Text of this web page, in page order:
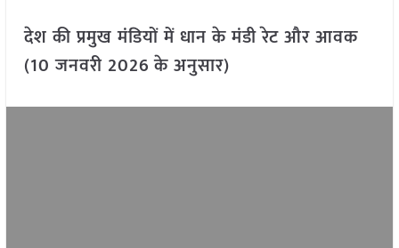
देश की प्रमुख मंडियों में धान के मंडी रेट और आवक
(10 जनवरी 2026के अनुसार)